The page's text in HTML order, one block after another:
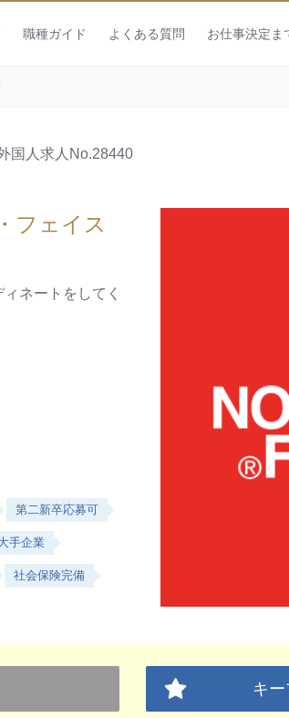
職種ガイド よくある質問 お仕事決定ま
国人求人 No.28440
フェイス
ネートをしてく
第二新卒応募可
手企業
社会保険完備
キー